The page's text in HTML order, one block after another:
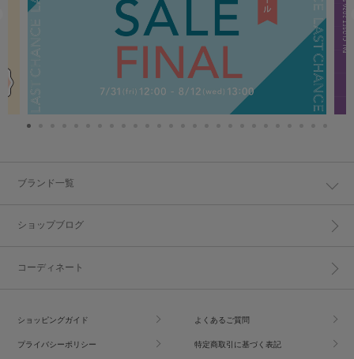
ブランド一覧
ショップブログ
コーディネート
ショッピングガイド よくあるご質問
プライバシーポリシー 特定商取引に基づく表記